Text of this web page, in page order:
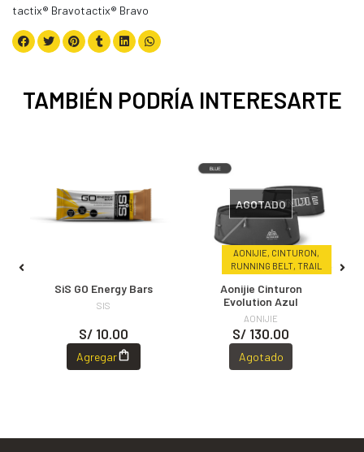
tactix® Bravotactix® Bravo
TAMBIÉN PODRÍA INTERESARTE
SiS GO Energy Bars
SIS
S/ 10.00
Agregar
AONIJIE, CINTURON,
RUNNING BELT, TRAIL
AGOTADO
Aonijie Cinturon
Evolution Azul
AONIJIE
S/ 130.00
Agotado